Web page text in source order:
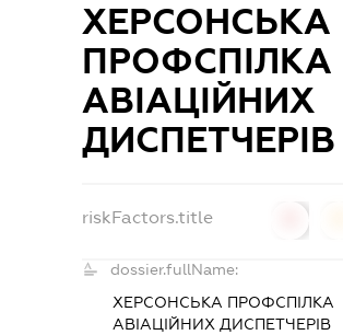
ХЕРСОНСЬКА
ПРОФСПІЛКА
АВІАЦІЙНИХ
ДИСПЕТЧЕРІВ
riskFactors.title
dossier.fullName:
ХЕРСОНСЬКА ПРОФСПІЛКА
АВІАЦІЙНИХ ДИСПЕТЧЕРІВ